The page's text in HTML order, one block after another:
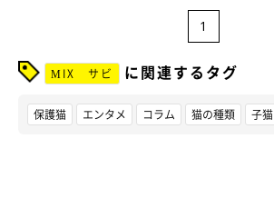
1
MIX サビ に関連するタグ
保護猫 エンタメ コラム 猫の種類 子猫